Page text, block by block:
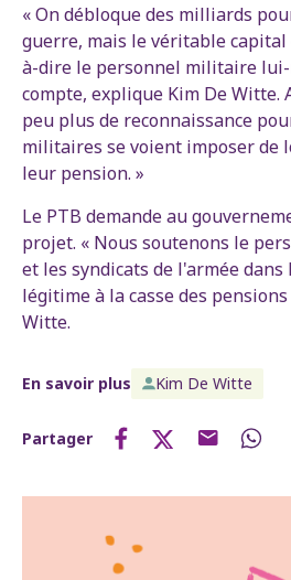
« On débloque des milliards
guerre, mais le véritable capital
à-dire le personnel militaire
compte, explique Kim De Witte.
peu plus de reconnaissance
militaires se voient imposer de
leur pension. »
Le PTB demande au
projet. « Nous soutenons le
et les syndicats de l'armée
légitime à la casse des
Witte.
En savoir plus Kim De Witte
Partager